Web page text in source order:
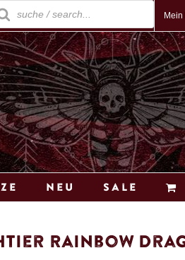
Neu Sale
Rainbow